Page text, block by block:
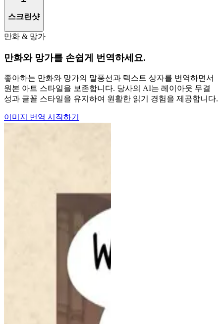
스크린샷
만화 & 망가
만화와 망가를 손쉽게 번역하세요.
좋아하는 만화와 망가의 말풍선과 텍스트 상자를 번역하면서
원본 아트 스타일을 보존합니다. 당사의 AI는 레이아웃 무결
성과 글꼴 스타일을 유지하여 원활한 읽기 경험을 제공합니다.
이미지 번역 시작하기